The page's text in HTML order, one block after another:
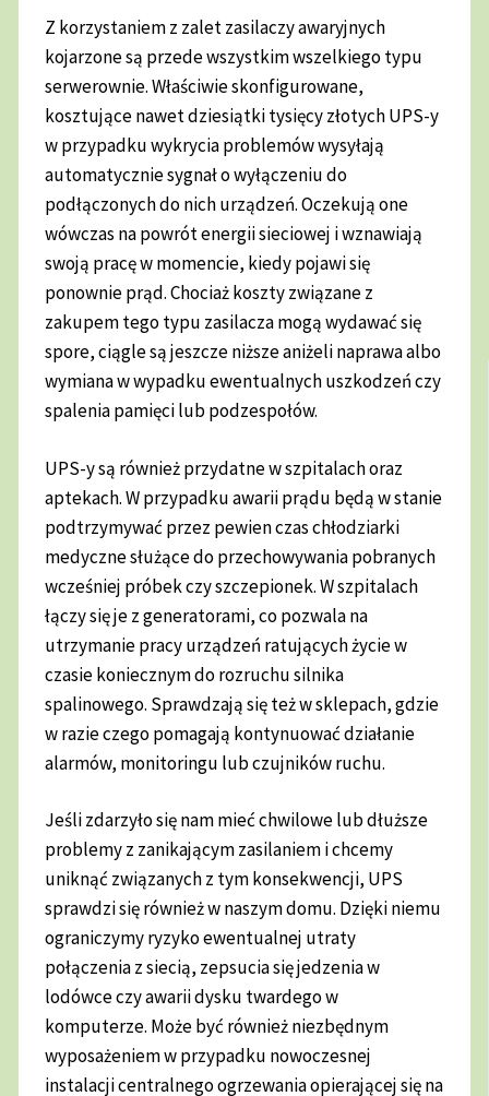
Z korzystaniem z zalet zasilaczy awaryjnych
kojarzone są przede wszystkim wszelkiego typu
serwerownie. Właściwie skonfigurowane,
kosztujące nawet dziesiątki tysięcy złotych UPS-y
w przypadku wykrycia problemów wysyłają
automatycznie sygnał o wyłączeniu do
podłączonych do nich urządzeń. Oczekują one
wówczas na powrót energii sieciowej i wznawiają
swoją pracę w momencie, kiedy pojawi się
ponownie prąd. Chociaż koszty związane z
zakupem tego typu zasilacza mogą wydawać się
spore, ciągle są jeszcze niższe aniżeli naprawa albo
wymiana w wypadku ewentualnych uszkodzeń czy
spalenia pamięci lub podzespołów.
UPS-y są również przydatne w szpitalach oraz
aptekach. W przypadku awarii prądu będą w stanie
podtrzymywać przez pewien czas chłodziarki
medyczne służące do przechowywania pobranych
wcześniej próbek czy szczepionek. W szpitalach
łączy się je z generatorami, co pozwala na
utrzymanie pracy urządzeń ratujących życie w
czasie koniecznym do rozruchu silnika
spalinowego. Sprawdzają się też w sklepach, gdzie
w razie czego pomagają kontynuować działanie
alarmów, monitoringu lub czujników ruchu.
Jeśli zdarzyło się nam mieć chwilowe lub dłuższe
problemy z zanikającym zasilaniem i chcemy
uniknąć związanych z tym konsekwencji, UPS
sprawdzi się również w naszym domu. Dzięki niemu
ograniczymy ryzyko ewentualnej utraty
połączenia z siecią, zepsucia się jedzenia w
lodówce czy awarii dysku twardego w
komputerze. Może być również niezbędnym
wyposażeniem w przypadku nowoczesnej
instalacji centralnego ogrzewania opierającej się na